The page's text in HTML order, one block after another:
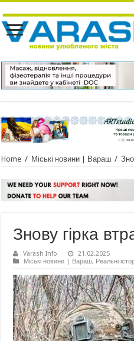
Home / Міські новини | Вараш /
Знову гірка
Varash Info
21.02.2025
Міські новини | Вараш, Реальні